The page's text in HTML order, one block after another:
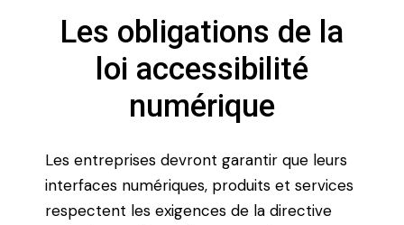
Les obligations de la
loi accessibilité
numérique
Les entreprises devront garantir que leurs
interfaces numériques, produits et services
respectent les exigences de la directive